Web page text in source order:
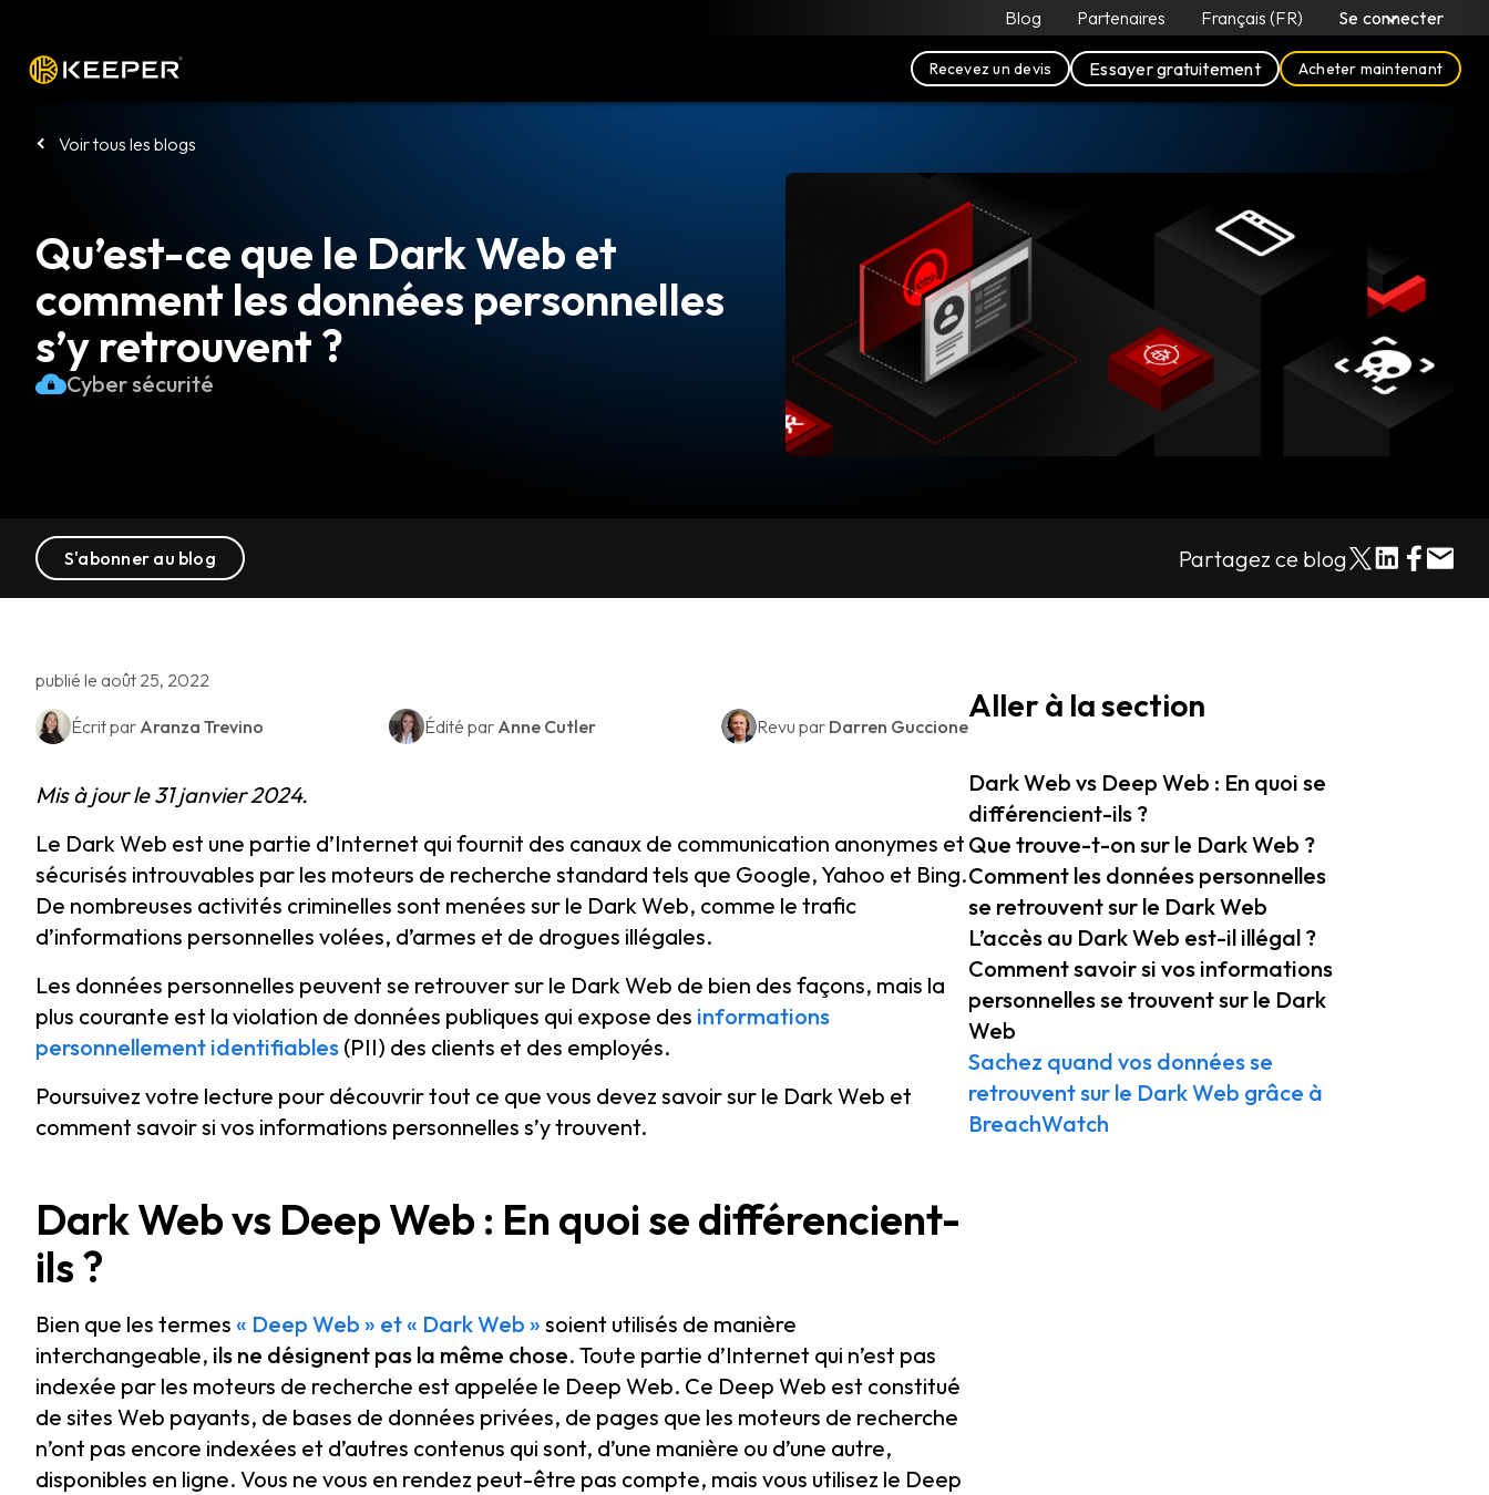
Blog Partenaires Français (FR) Se connecter
Recevez un devis Essayer gratuitement Acheter maintenant
Voir tous les blogs
Qu’est-ce que le Dark Web et
comment les données personnelles
s’y retrouvent ?
Cyber sécurité
S'abonner au blog Partagez ce blog
publié le août 25, 2022
Écrit par Aranza Trevino Édité par Anne Cutler Revu par Darren Guccione
Mis à jour le 31 janvier 2024.
Le Dark Web est une partie d’Internet qui fournit des canaux de communication anonymes et
sécurisés introuvables par les moteurs de recherche standard tels que Google, Yahoo et Bing.
De nombreuses activités criminelles sont menées sur le Dark Web, comme le trafic
d’informations personnelles volées, d’armes et de drogues illégales.
Les données personnelles peuvent se retrouver sur le Dark Web de bien des façons, mais la
plus courante est la violation de données publiques qui expose des informations
personnellement identifiables (PII) des clients et des employés.
Poursuivez votre lecture pour découvrir tout ce que vous devez savoir sur le Dark Web et
comment savoir si vos informations personnelles s’y trouvent.
Dark Web vs Deep Web : En quoi se différencient-
ils ?
Bien que les termes « Deep Web » et « Dark Web » soient utilisés de manière
interchangeable, ils ne désignent pas la même chose. Toute partie d’Internet qui n’est pas
indexée par les moteurs de recherche est appelée le Deep Web. Ce Deep Web est constitué
de sites Web payants, de bases de données privées, de pages que les moteurs de recherche
n’ont pas encore indexées et d’autres contenus qui sont, d’une manière ou d’une autre,
disponibles en ligne. Vous ne vous en rendez peut-être pas compte, mais vous utilisez le Deep
Aller à la section
Dark Web vs Deep Web : En quoi se
différencient-ils ?
Que trouve-t-on sur le Dark Web ?
Comment les données personnelles
se retrouvent sur le Dark Web
L’accès au Dark Web est-il illégal ?
Comment savoir si vos informations
personnelles se trouvent sur le Dark
Web
Sachez quand vos données se
retrouvent sur le Dark Web grâce à
BreachWatch